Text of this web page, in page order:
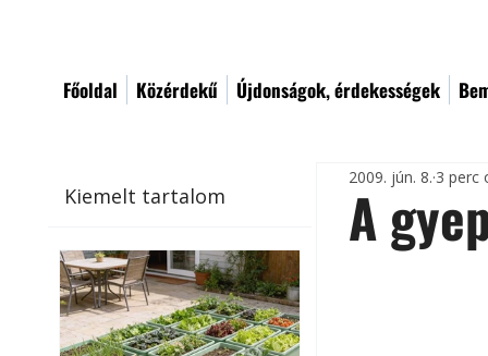
Főoldal Közérdekű Újdonságok, érdekességek
Kiemelt tartalom A
2009. jún. 8. 3 perc